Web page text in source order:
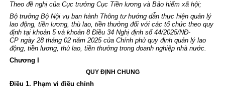
Theo đề nghị của Cục trưởng Cục Tiền lương và Bảo hiểm xã hội;
Bộ trưởng Bộ Nội vụ ban hành Thông tư hướng dẫn thực hiện quản lý
lao động, tiền lương, thù lao, tiền thưởng đối với các tổ chức theo quy
định tạikhoản 5 và khoản 8 Điều 34 Nghị định số 44/2025/NĐ-
CP ngày 28 tháng 02 năm 2025 của Chính phủ quy định quản lý lao
động, tiền lương, thù lao, tiền thưởng trong doanh nghiệp nhà nước.
Chương I
QUY ĐỊNH CHUNG
Điều 1. Phạm vi điều chỉnh